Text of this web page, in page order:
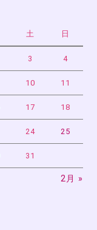
土 日
3 4
10 11
17 18
24 25
31
2月 »